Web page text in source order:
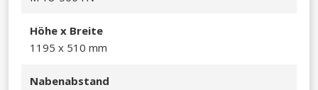
Höhe x Breite
1195 x 510 mm​
Nabenabstand